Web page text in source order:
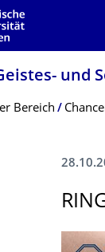
und
Menü
Bereich